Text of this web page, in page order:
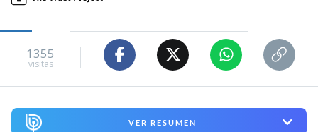
1355
visitas
VER RESUMEN